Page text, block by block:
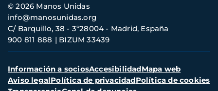
Información
de
contacto
© 2026 Manos Unidas
C/ Barquillo, 38 - 3º28004 - Madrid, España
900 811 888
BIZUM 33439
info@manosunidas.org
Menú
secundario
Información a sociosAccesibilidadMapa web
Aviso legalPolítica de privacidadPolítica de cookies